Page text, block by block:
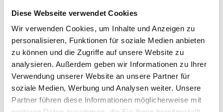
Diese Webseite verwendet Cookies
Wir verwenden Cookies, um Inhalte und Anzeigen zu
personalisieren, Funktionen für soziale Medien anbieten
zu können und die Zugriffe auf unsere Website zu
analysieren. Außerdem geben wir Informationen zu Ihrer
Verwendung unserer Website an unsere Partner für
soziale Medien, Werbung und Analysen weiter. Unsere
Partner führen diese Informationen möglicherweise mit
einem zarten Zitronenöl, das die Haut pflegt, tonisiert
und revitalisiert, sorgt diese Massage für ein
erfrischendes und entspannendes Erlebnis.
Aktivitäten
Das Hotel ist der ideale Ausgangspunkt, um die